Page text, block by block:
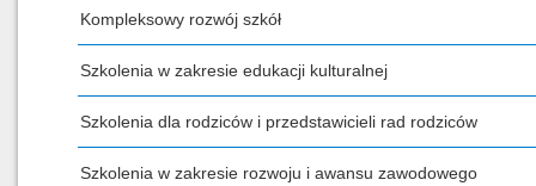
Kompleksowy rozwój szkół
Szkolenia w zakresie edukacji kulturalnej
Szkolenia dla rodziców i przedstawicieli rad rodziców
Szkolenia w zakresie rozwoju i awansu zawodowego